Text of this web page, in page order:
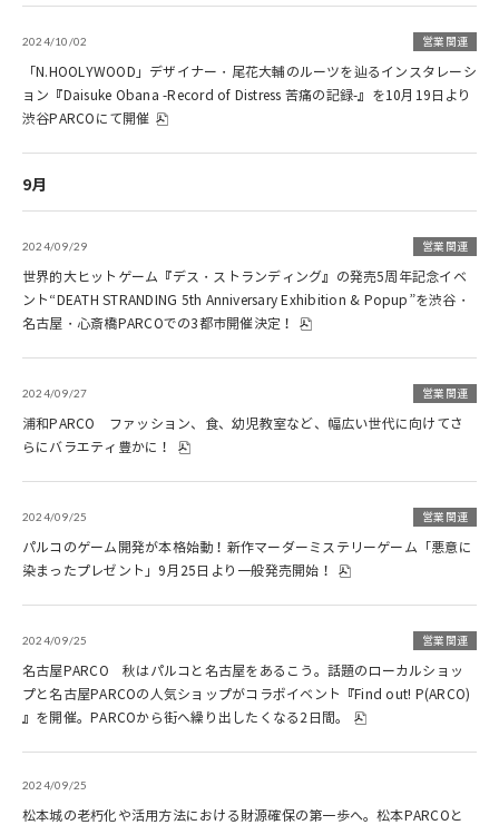
2024/10/02 営業関連
「N.HOOLYWOOD」デザイナー・尾花大輔のルーツを辿るインスタレーシ
ョン『Daisuke Obana -Record of Distress 苦痛の記録-』を10月19日より
渋谷PARCOにて開催
9月
2024/09/29 営業関連
世界的大ヒットゲーム『デス・ストランディング』の発売5周年記念イベ
ント“DEATH STRANDING 5th Anniversary Exhibition & Popup”を渋谷・
名古屋・心斎橋PARCOでの3都市開催決定！
2024/09/27 営業関連
浦和PARCO ファッション、食、幼児教室など、幅広い世代に向けてさ
らにバラエティ豊かに！
2024/09/25 営業関連
パルコのゲーム開発が本格始動！新作マーダーミステリーゲーム「悪意に
染まったプレゼント」9月25日より一般発売開始！
2024/09/25 営業関連
名古屋PARCO 秋はパルコと名古屋をあるこう。話題のローカルショッ
プと名古屋PARCOの人気ショップがコラボイベント『Find out! P(ARCO)
』を開催。PARCOから街へ繰り出したくなる2日間。
2024/09/25
松本城の老朽化や活用方法における財源確保の第一歩へ。松本PARCOと